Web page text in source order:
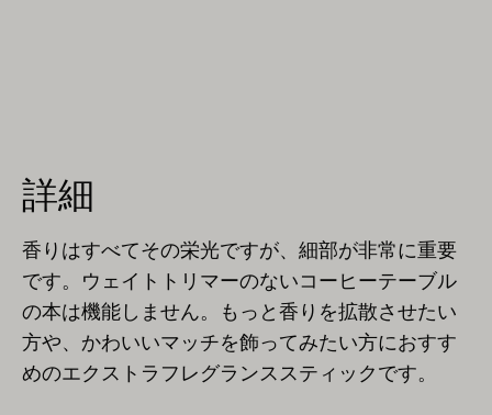
詳細
香りはすべてその栄光ですが、細部が非常に重要
です。ウェイトトリマーのないコーヒーテーブル
の本は機能しません。もっと香りを拡散させたい
方や、かわいいマッチを飾ってみたい方におすす
めのエクストラフレグランススティックです。